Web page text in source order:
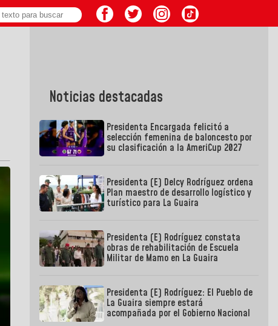
Noticias destacadas
Presidenta Encargada felicitó a
selección femenina de baloncesto por
su clasificación a la AmeriCup 2027
Presidenta (E) Delcy Rodríguez ordena
Plan maestro de desarrollo logístico y
turístico para La Guaira
Presidenta (E) Rodríguez constata
obras de rehabilitación de Escuela
Militar de Mamo en La Guaira
Presidenta (E) Rodríguez: El Pueblo de
La Guaira siempre estará
acompañada por el Gobierno Nacional